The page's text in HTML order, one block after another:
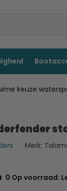
keuze
Merk:
0 Op voorraad: